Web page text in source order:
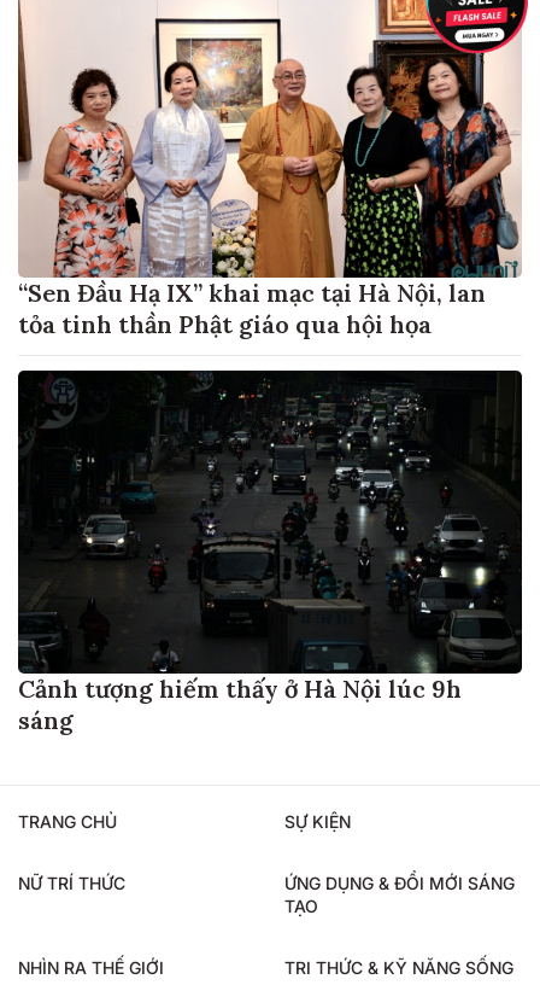
“Sen Đầu Hạ IX” khai mạc tại Hà Nội, lan
tỏa tinh thần Phật giáo qua hội họa
Cảnh tượng hiếm thấy ở Hà Nội lúc 9h
sáng
TRANG CHỦ SỰ KIỆN
NỮ TRÍ THỨC
ỨNG DỤNG & ĐỔI MỚI SÁNG
TẠO
NHÌN RA THẾ GIỚI TRI THỨC & KỸ NĂNG SỐNG